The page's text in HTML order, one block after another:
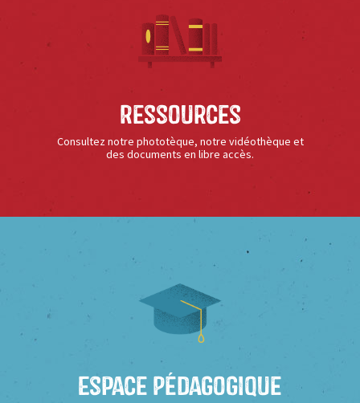
Ressources
Consultez notre phototèque, notre vidéothèque et
des documents en libre accès.
Espace Pédagogique